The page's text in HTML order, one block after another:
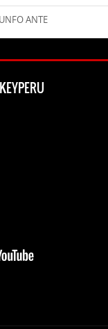
ANTE